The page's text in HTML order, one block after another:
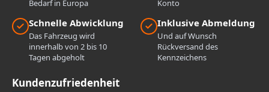
Bedarf in Europa
Konto
Schnelle Abwicklung
Das Fahrzeug wird
innerhalb von 2 bis 10
Tagen abgeholt
Inklusive Abmeldung
Und auf Wunsch
Rückversand des
Kennzeichens
Kundenzufriedenheit